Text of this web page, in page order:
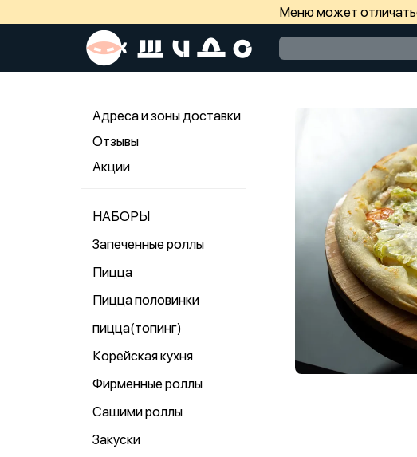
Меню может
Адреса и зоны доставки
Отзывы
Акции
НАБОРЫ
Запеченные роллы
Пицца
Пицца половинки
пицца(топинг)
Корейская кухня
Фирменные роллы
Сашими роллы
Закуски